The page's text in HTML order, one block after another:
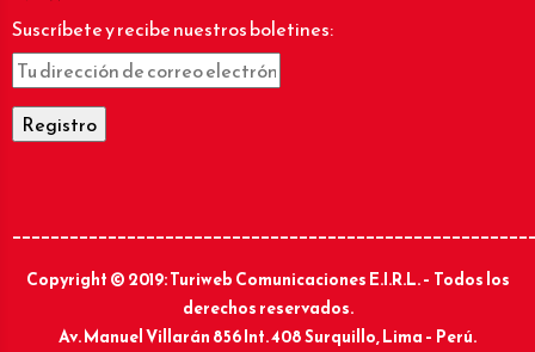
Suscríbete y recibe nuestros boletines:
Copyright © 2019: Turiweb Comunicaciones E.I.R.L. – Todos los
derechos reservados.
Av. Manuel Villarán 856 Int. 408 Surquillo, Lima – Perú.